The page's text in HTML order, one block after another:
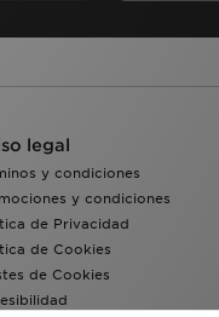
legal
y condiciones
y condiciones
de Privacidad
de Cookies
de Cookies